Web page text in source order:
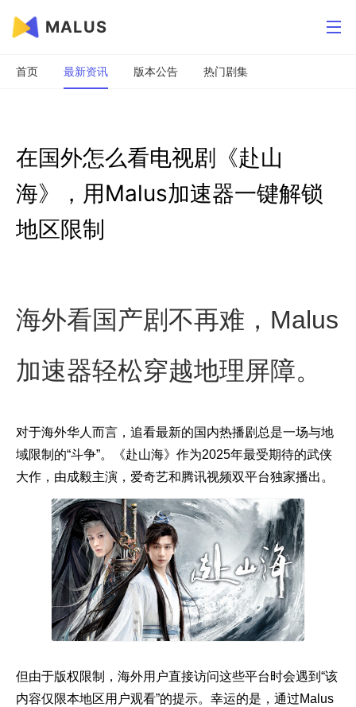
MALUS
首页 最新资讯 版本公告 热门剧集
在国外怎么看电视剧《赴山
海》，用Malus加速器一键解锁
地区限制
海外看国产剧不再难，Malus
加速器轻松穿越地理屏障。
对于海外华人而言，追看最新的国内热播剧总是一场与地
域限制的“斗争”。《赴山海》作为2025年最受期待的武侠
大作，由成毅主演，爱奇艺和腾讯视频双平台独家播出。
但由于版权限制，海外用户直接访问这些平台时会遇到“该
内容仅限本地区用户观看”的提示。幸运的是，通过Malus